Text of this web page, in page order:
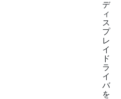
デ
ィ
ス
プ
レ
イ
ド
ラ
イ
バ
を